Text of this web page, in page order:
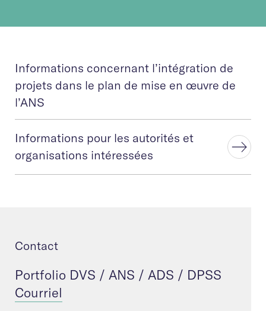
Informations concernant l’intégration de
projets dans le plan de mise en œuvre de
l’ANS
Informations pour les autorités et
organisations intéressées
Contact
Portfolio DVS / ANS / ADS / DPSS
Courriel